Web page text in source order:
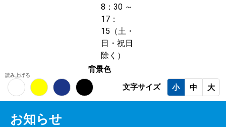
8：30 ～
17：
15（土・
日・祝日
除く）
読み上げる
背景色
文字サイズ
小 中 大
お知らせ